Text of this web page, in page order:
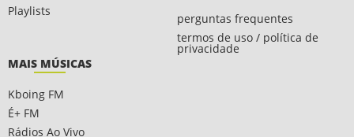
Playlists
perguntas frequentes
termos de uso / política de
privacidade
MAIS MÚSICAS
Kboing FM
É+ FM
Rádios Ao Vivo